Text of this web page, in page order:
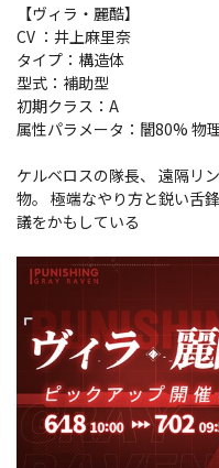
【ヴィラ・麗酷】
CV ：井上麻里奈
タイプ：構造体
型式：補助型
初期クラス：A
属性パラメータ：闇80% 物
ケルベロスの隊長、 遠隔リ
物。 極端なやり方と鋭い舌
議をかもしている